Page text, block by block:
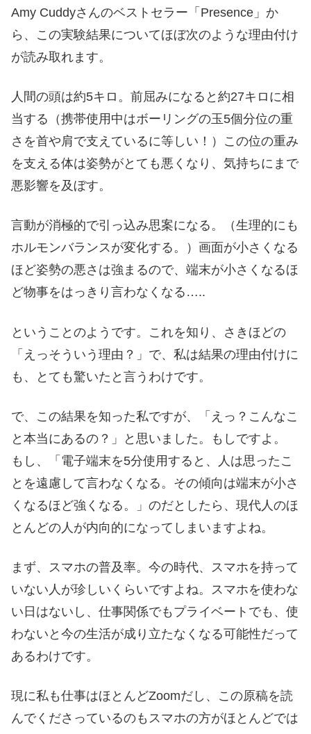
Amy Cuddyさんのベストセラー「Presence」か
ら、この実験結果についてほぼ次のような理由付け
が読み取れます。
人間の頭は約5キロ。前屈みになると約27キロに相
当する（携帯使用中はボーリングの玉5個分位の重
さを首や肩で支えているに等しい！）この位の重み
を支える体は姿勢がとても悪くなり、気持ちにまで
悪影響を及ぼす。
言動が消極的で引っ込み思案になる。（生理的にも
ホルモンバランスが変化する。）画面が小さくなる
ほど姿勢の悪さは強まるので、端末が小さくなるほ
ど物事をはっきり言わなくなる…..
ということのようです。これを知り、さきほどの
「えっそういう理由？」で、私は結果の理由付けに
も、とても驚いたと言うわけです。
で、この結果を知った私ですが、「えっ？こんなこ
と本当にあるの？」と思いました。もしですよ。
もし、「電子端末を5分使用すると、人は思ったこ
とを遠慮して言わなくなる。その傾向は端末が小さ
くなるほど強くなる。」のだとしたら、現代人のほ
とんどの人が内向的になってしまいますよね。
まず、スマホの普及率。今の時代、スマホを持って
いない人が珍しいくらいですよね。スマホを使わな
い日はないし、仕事関係でもプライベートでも、使
わないと今の生活が成り立たなくなる可能性だって
あるわけです。
現に私も仕事はほとんどZoomだし、この原稿を読
んでくださっているのもスマホの方がほとんどでは